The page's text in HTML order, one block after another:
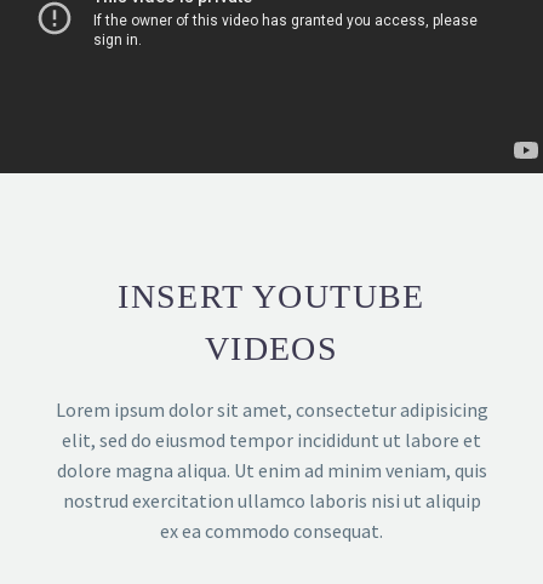
INSERT YOUTUBE
VIDEOS
Lorem ipsum dolor sit amet, consectetur adipisicing
elit, sed do eiusmod tempor incididunt ut labore et
dolore magna aliqua. Ut enim ad minim veniam, quis
nostrud exercitation ullamco laboris nisi ut aliquip
ex ea commodo consequat.